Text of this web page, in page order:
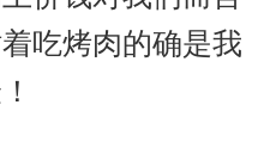
吃烤肉的确是我